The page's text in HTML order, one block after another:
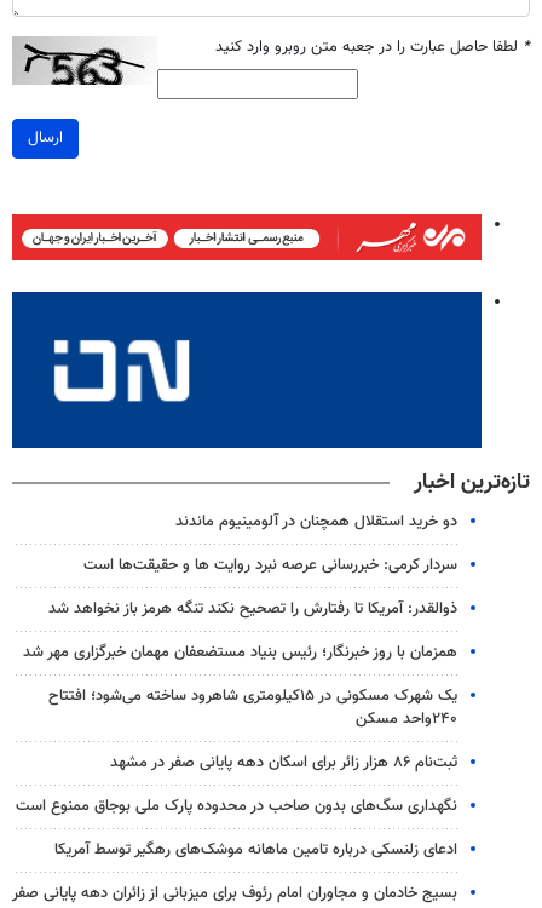
* لطفا حاصل عبارت را در جعبه متن روبرو وارد کنید
ارسال
تازه‌ترین اخبار
دو خرید استقلال همچنان در آلومینیوم ماندند
سردار کرمی: خبررسانی عرصه نبرد روایت ها و حقیقت‌ها است
ذوالقدر: آمریکا تا رفتارش را تصحیح نکند تنگه هرمز باز نخواهد شد
همزمان با روز خبرنگار؛ رئیس بنیاد مستضعفان مهمان خبرگزاری مهر شد
یک شهرک مسکونی در ۱۵کیلومتری شاهرود ساخته می‌شود؛ افتتاح
۲۴۰واحد مسکن
ثبت‌نام ۸۶ هزار زائر برای اسکان دهه پایانی صفر در مشهد
نگهداری سگ‌های بدون صاحب در محدوده پارک ملی بوجاق ممنوع است
ادعای زلنسکی درباره تامین ماهانه موشک‌های رهگیر توسط آمریکا
بسیج خادمان و مجاوران امام رئوف برای میزبانی از زائران دهه پایانی صفر